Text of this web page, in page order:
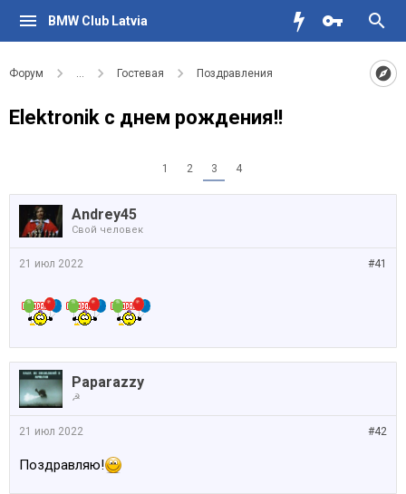
BMW Club Latvia
Форум ... Гостевая Поздравления
Elektronik с днем рождения!!
1 2 3 4
Andrey45
Свой человек
#41
21 июл 2022
Paparazzy
☭
#42
21 июл 2022
Поздравляю!